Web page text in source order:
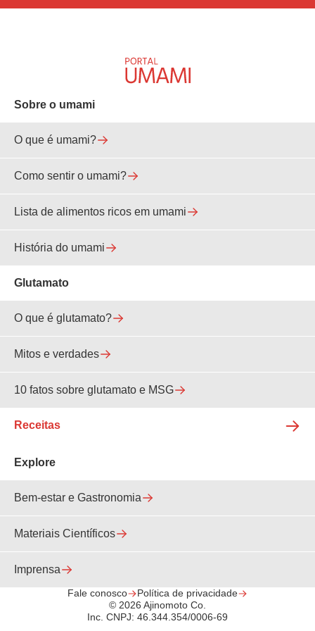
Sobre o umami
O que é umami?
Como sentir o umami?
Lista de alimentos ricos em umami
História do umami
Glutamato
O que é glutamato?
Mitos e verdades
10 fatos sobre glutamato e MSG
Receitas
Explore
Bem-estar e Gastronomia
Materiais Científicos
Imprensa
Fale conosco
Política de privacidade
© 2026 Ajinomoto Co.
Inc. CNPJ: 46.344.354/0006-69